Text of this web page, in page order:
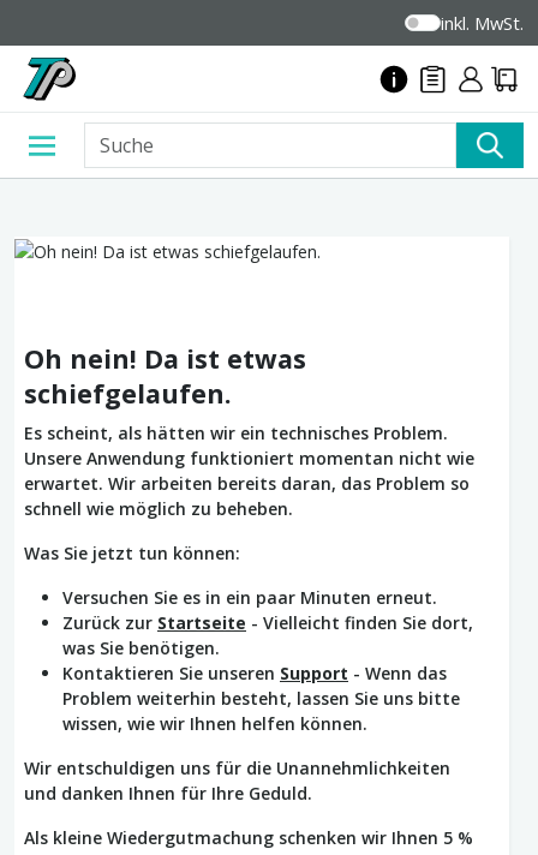
inkl. MwSt.
Oh nein! Da ist etwas
schiefgelaufen.
Es scheint, als hätten wir ein technisches Problem.
Unsere Anwendung funktioniert momentan nicht wie
erwartet. Wir arbeiten bereits daran, das Problem so
schnell wie möglich zu beheben.
Was Sie jetzt tun können:
Versuchen Sie es in ein paar Minuten erneut.
Zurück zur Startseite - Vielleicht finden Sie dort,
was Sie benötigen.
Kontaktieren Sie unseren Support - Wenn das
Problem weiterhin besteht, lassen Sie uns bitte
wissen, wie wir Ihnen helfen können.
Wir entschuldigen uns für die Unannehmlichkeiten
und danken Ihnen für Ihre Geduld.
Als kleine Wiedergutmachung schenken wir Ihnen 5 %